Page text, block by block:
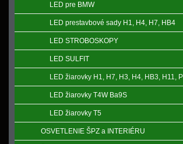
LED pre BMW
LED prestavbové sady H1, H4, H7, HB4
LED STROBOSKOPY
LED SULFIT
LED žiarovky H1, H7, H3, H4, HB3, H11,
LED žiarovky T4W Ba9S
LED žiarovky T5
OSVETLENIE ŠPZ a INTERIÉRU